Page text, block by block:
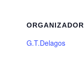
ORGANIZADOR
G.T.Delagos